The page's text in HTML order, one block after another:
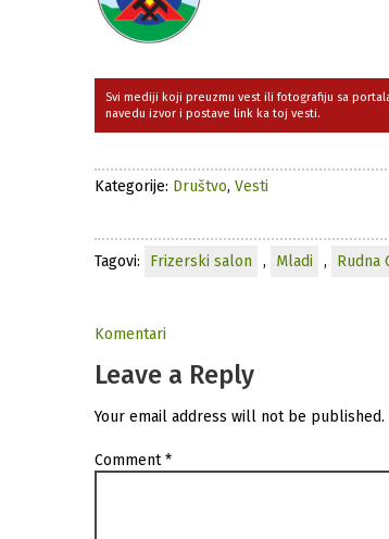
Svi mediji koji preuzmu vest ili fotografiju sa
navedu izvor i postave link ka toj vesti.
Kategorije: Društvo, Vesti
Tagovi: Frizerski salon , Mladi , Rudna
Komentari
Leave a Reply
Your email address will not be published.
Comment*